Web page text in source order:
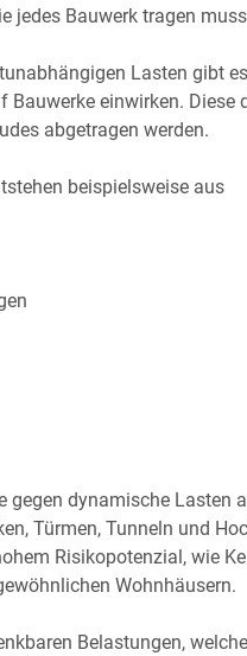
jedes Bauwerk tragen
Lasten gibt
Bauwerke einwirken.
abgetragen werden.
beispielsweise aus
gegen dynamische Lasten
Türmen, Tunneln und
Risikopotenzial, wie
Wohnhäusern.
Belastungen,